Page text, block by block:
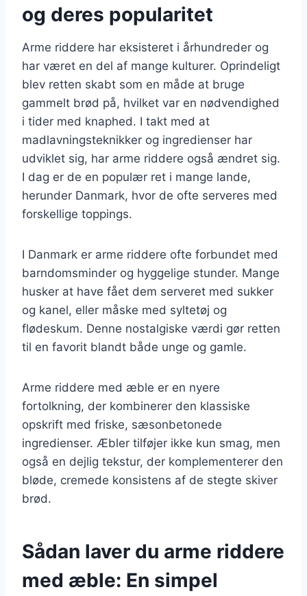
og deres popularitet
Arme riddere har eksisteret i århundreder og
har været en del af mange kulturer. Oprindeligt
blev retten skabt som en måde at bruge
gammelt brød på, hvilket var en nødvendighed
i tider med knaphed. I takt med at
madlavningsteknikker og ingredienser har
udviklet sig, har arme riddere også ændret sig.
I dag er de en populær ret i mange lande,
herunder Danmark, hvor de ofte serveres med
forskellige toppings.
I Danmark er arme riddere ofte forbundet med
barndomsminder og hyggelige stunder. Mange
husker at have fået dem serveret med sukker
og kanel, eller måske med syltetøj og
flødeskum. Denne nostalgiske værdi gør retten
til en favorit blandt både unge og gamle.
Arme riddere med æble er en nyere
fortolkning, der kombinerer den klassiske
opskrift med friske, sæsonbetonede
ingredienser. Æbler tilføjer ikke kun smag, men
også en dejlig tekstur, der komplementerer den
bløde, cremede konsistens af de stegte skiver
brød.
Sådan laver du arme riddere
med æble: En simpel